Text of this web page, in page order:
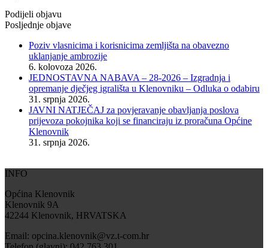
Podijeli objavu
Posljednje objave
Poziv vlasnicima i korisnicima zemljišta na obavezno
uklanjanje ambrozije
6. kolovoza 2026.
JEDNOSTAVNA NABAVA – 28-2026 – Izgradnja i
opremanje dječjeg igrališta u Klenovniku – Odluka o odabiru
31. srpnja 2026.
JAVNI NATJEČAJ za povjeravanje obavljanja poslova
prijevoza pokojnika koji se financiraju iz proračuna Općine
Klenovnik
31. srpnja 2026.
INFO
Općina Klenovnik
Klenovnik 9A
42244 Klenovnik, HRVATSKA
Email: opcina.klenovnik@vz.t-com.hr